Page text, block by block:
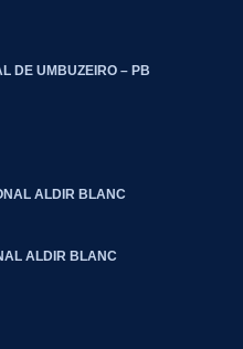
DE UMBUZEIRO – PB
ALDIR BLANC
ALDIR BLANC